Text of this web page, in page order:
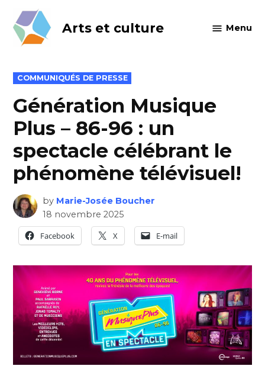
content
Arts et culture Menu
POSTED
IN
COMMUNIQUÉS DE PRESSE
Génération Musique
Plus – 86-96 : un
spectacle célébrant le
phénomène télévisuel!
by Marie-Josée Boucher
18 novembre 2025
Facebook
X E-mail